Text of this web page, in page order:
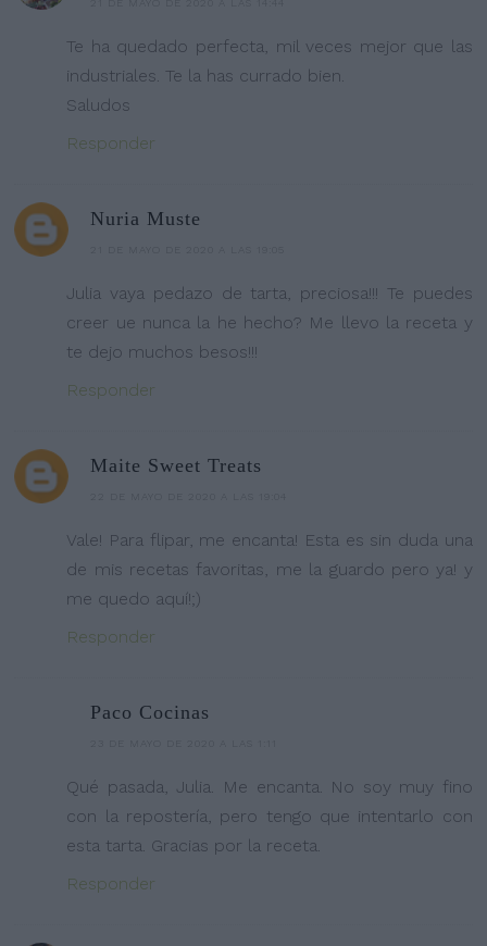
Te ha quedado perfecta, mil veces mejor que las
industriales. Te la has currado bien.
Saludos
Responder
Nuria Muste
Julia vaya pedazo de tarta, preciosa!!! Te puedes
creer ue nunca la he hecho? Me llevo la receta y
te dejo muchos besos!!!
Responder
Maite Sweet Treats
Vale! Para flipar, me encanta! Esta es sin duda una
de mis recetas favoritas, me la guardo pero ya! y
me quedo aquí!;)
Responder
Paco Cocinas
Qué pasada, Julia. Me encanta. No soy muy fino
con la repostería, pero tengo que intentarlo con
esta tarta. Gracias por la receta.
Responder